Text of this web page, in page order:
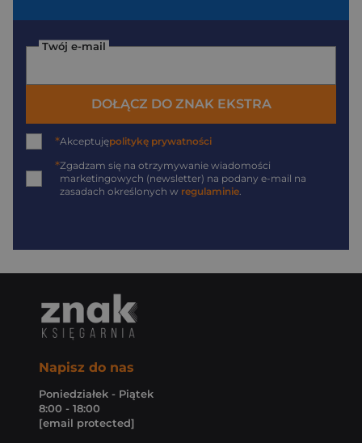
Twój e-mail
DOŁĄCZ DO ZNAK EKSTRA
*Akceptujępolitykę prywatności
*Zgadzam się na otrzymywanie wiadomości
marketingowych (newsletter) na podany e-mail na
zasadach określonych w regulaminie.
Napisz do nas
Poniedziałek - Piątek
8:00 - 18:00
[email protected]